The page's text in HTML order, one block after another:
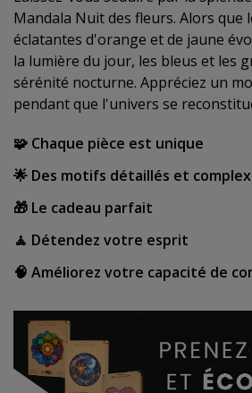
Mandala Nuit des fleurs. Alors que
éclatantes d'orange et de jaune
la lumière du jour, les bleus et les
sérénité nocturne. Appréciez un
pendant que l'univers se
🧩 Chaque pièce est unique
🌟 Des motifs détaillés et
🎁 Le cadeau parfait
🧘 Détendez votre esprit
🧠 Améliorez votre capacité de